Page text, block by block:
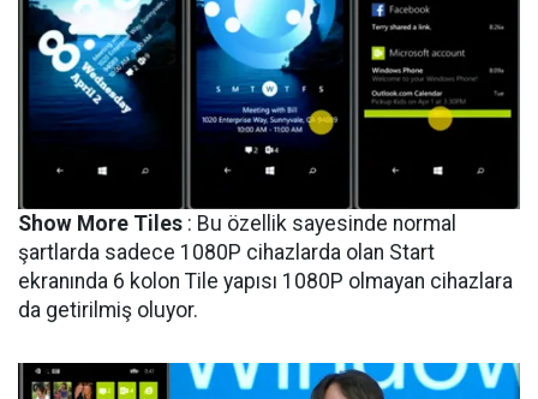
Show More Tiles : Bu özellik sayesinde normal
şartlarda sadece 1080P cihazlarda olan Start
ekranında 6 kolon Tile yapısı 1080P olmayan cihazlara
da getirilmiş oluyor.